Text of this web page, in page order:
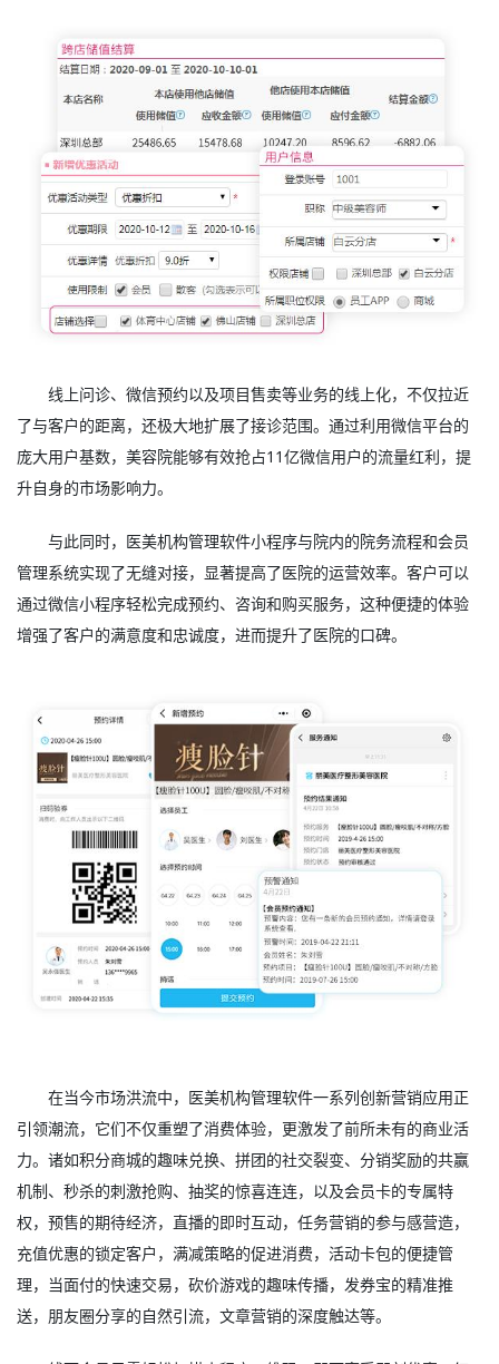
线上问诊、微信预约以及项目售卖等业务的线上化，不仅拉近
了与客户的距离，还极大地扩展了接诊范围。通过利用微信平台的
庞大用户基数，美容院能够有效抢占11亿微信用户的流量红利，提
升自身的市场影响力。
与此同时，医美机构管理软件小程序与院内的院务流程和会员
管理系统实现了无缝对接，显著提高了医院的运营效率。客户可以
通过微信小程序轻松完成预约、咨询和购买服务，这种便捷的体验
增强了客户的满意度和忠诚度，进而提升了医院的口碑。
在当今市场洪流中，医美机构管理软件一系列创新营销应用正
引领潮流，它们不仅重塑了消费体验，更激发了前所未有的商业活
力。诸如积分商城的趣味兑换、拼团的社交裂变、分销奖励的共赢
机制、秒杀的刺激抢购、抽奖的惊喜连连，以及会员卡的专属特
权，预售的期待经济，直播的即时互动，任务营销的参与感营造，
充值优惠的锁定客户，满减策略的促进消费，活动卡包的便捷管
理，当面付的快速交易，砍价游戏的趣味传播，发券宝的精准推
送，朋友圈分享的自然引流，文章营销的深度触达等。